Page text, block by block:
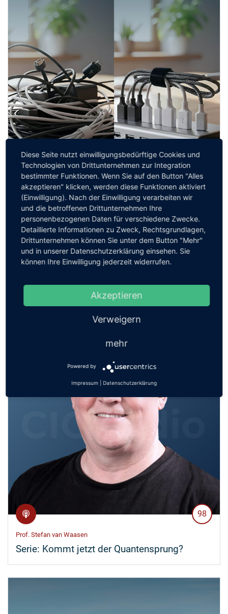
Oleg Korob-Gaulke
Transparenz vor dem Release: Wie CIOs ihre
Anwendungslandschaft unter Kontrolle
98
Prof. Stefan van Waasen
Serie: Kommt jetzt der Quantensprung?
Diese Seite nutzt einwilligungsbedürftige Cookies und
Technologien von Drittunternehmen zur Integration
bestimmter Funktionen. Wenn Sie auf den Button "Alles
akzeptieren" klicken, werden diese Funktionen aktiviert
(Einwilligung). Nach der Einwilligung verarbeiten wir
und die betroffenen Drittunternehmen Ihre
personenbezogenen Daten für verschiedene Zwecke.
Detaillierte Informationen zu Zweck, Rechtsgrundlagen,
Drittunternehmen können Sie unter dem Button "Mehr"
und in unserer Datenschutzerklärung einsehen. Sie
können Ihre Einwilligung jederzeit widerrufen.
Akzeptieren
Verweigern
mehr
Powered by
Impressum Datenschutzerklärung